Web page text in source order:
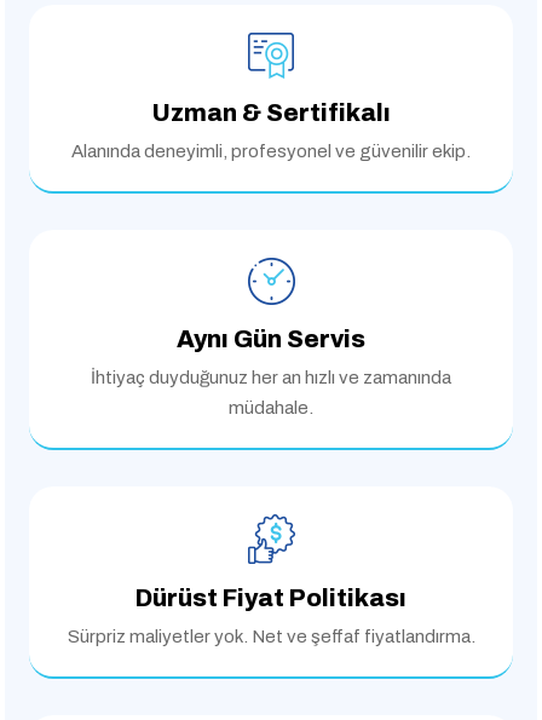
Uzman & Sertifikalı
Alanında deneyimli, profesyonel ve güvenilir ekip.
Aynı Gün Servis
İhtiyaç duyduğunuz her an hızlı ve zamanında
müdahale.
Dürüst Fiyat Politikası
Sürpriz maliyetler yok. Net ve şeffaf fiyatlandırma.